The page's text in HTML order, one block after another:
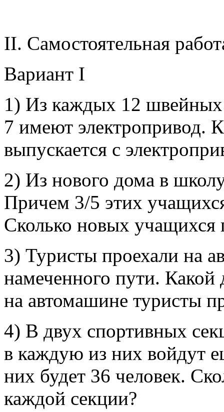
II. Самостоятельная
Вариант I
1) Из каждых 12
7 имеют электропривод.
выпускается с
2) Из нового дома в
Причем 3/5 этих
Сколько новых учащихся
3) Туристы проехали на
намеченного пути.
на автомашине туристы
4) В двух спортивных
в каждую из них войдут
них будет 36 человек.
каждой секции?